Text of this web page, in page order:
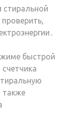
стиральной
быстрой
также